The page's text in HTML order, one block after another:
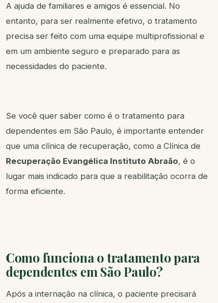
A ajuda de familiares e amigos é essencial. No
entanto, para ser realmente efetivo, o tratamento
precisa ser feito com uma equipe multiprofissional e
em um ambiente seguro e preparado para as
necessidades do paciente.
Se você quer saber como é o tratamento para
dependentes em São Paulo, é importante entender
que uma clínica de recuperação, como a Clínica de
Recuperação Evangélica Instituto Abraão, é o
lugar mais indicado para que a reabilitação ocorra de
forma eficiente.
Como funciona o tratamento para
dependentes em São Paulo?
Após a internação na clínica, o paciente precisará